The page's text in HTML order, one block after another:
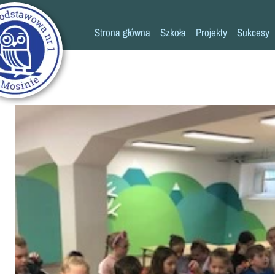
Strona główna Szkoła
Historia szkoły
Pedagog
Pielęgniarka
Biblioteka
Świetlica
Kronika
Projekty Sukcesy